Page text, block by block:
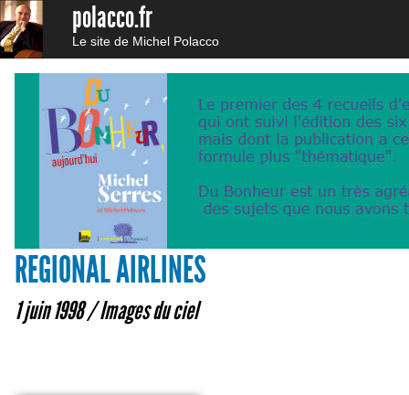
polacco.fr
Le site de Michel Polacco
REGIONAL AIRLINES
1 juin 1998 /Images du ciel